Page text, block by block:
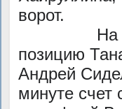
ворот.
На 36-й
позицию
Андрей
минуте